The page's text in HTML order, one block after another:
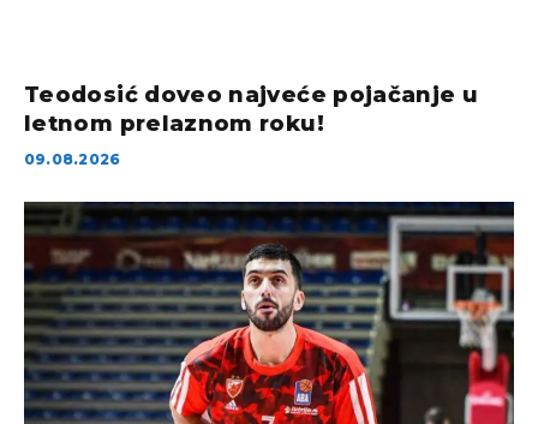
Teodosić doveo najveće pojačanje u
letnom prelaznom roku!
09.08.2026